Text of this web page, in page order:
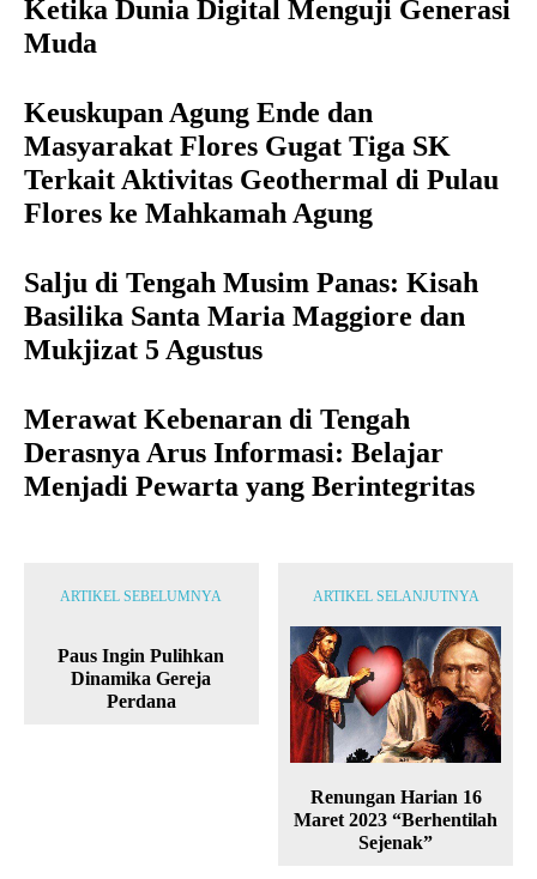
Ketika Dunia Digital Menguji Generasi
Muda
Keuskupan Agung Ende dan
Masyarakat Flores Gugat Tiga SK
Terkait Aktivitas Geothermal di Pulau
Flores ke Mahkamah Agung
Salju di Tengah Musim Panas: Kisah
Basilika Santa Maria Maggiore dan
Mukjizat 5 Agustus
Merawat Kebenaran di Tengah
Derasnya Arus Informasi: Belajar
Menjadi Pewarta yang Berintegritas
ARTIKEL SEBELUMNYA
Paus Ingin Pulihkan
Dinamika Gereja
Perdana
ARTIKEL SELANJUTNYA
Renungan Harian 16
Maret 2023 “Berhentilah
Sejenak”